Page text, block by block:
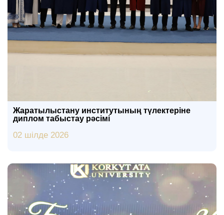
Жаратылыстану институтының түлектеріне
диплом табыстау рәсімі
02 шілде 2026